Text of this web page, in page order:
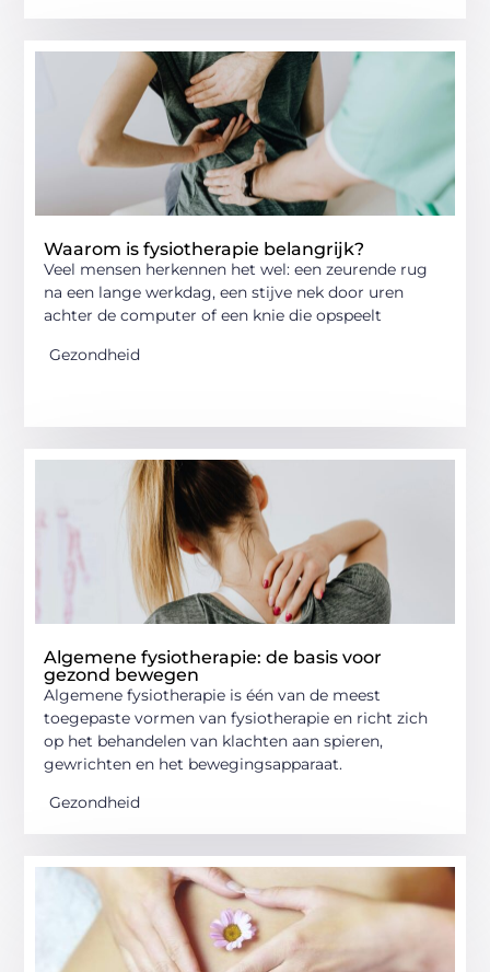
Waarom is fysiotherapie belangrijk?
Veel mensen herkennen het wel: een zeurende rug
na een lange werkdag, een stijve nek door uren
achter de computer of een knie die opspeelt
Gezondheid
Algemene fysiotherapie: de basis voor
gezond bewegen
Algemene fysiotherapie is één van de meest
toegepaste vormen van fysiotherapie en richt zich
op het behandelen van klachten aan spieren,
gewrichten en het bewegingsapparaat.
Gezondheid